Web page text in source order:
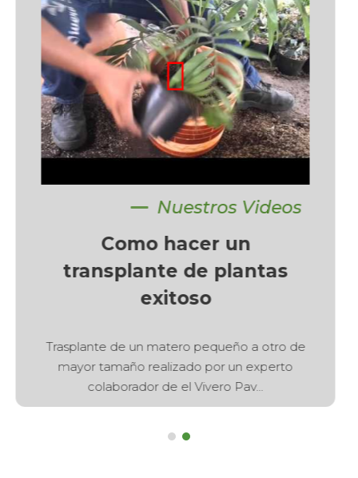
Nuestros Videos
Darle color a la vida...
Vivero Pavas para darle color a la vida de esa
persona especial es...